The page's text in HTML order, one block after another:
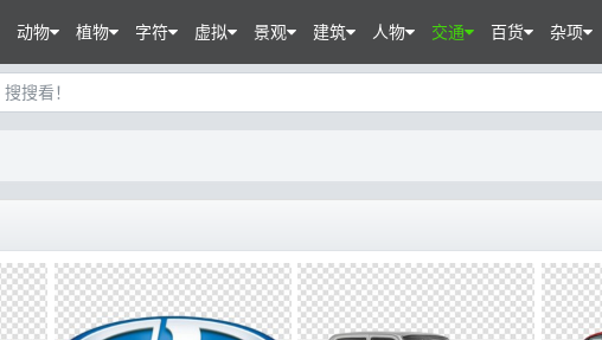
动物 植物 字符 虚拟 景观 建筑 人物 交通 百货 杂项